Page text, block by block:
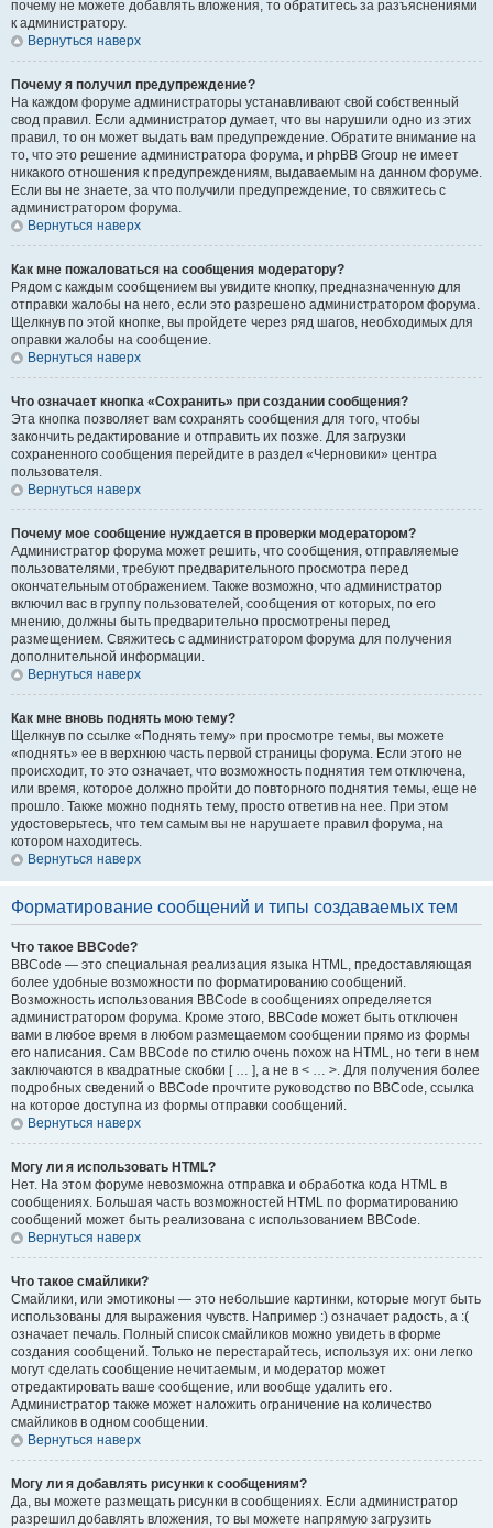
почему не можете добавлять вложения, то обратитесь за разъяснениями
к администратору.
Вернуться наверх
Почему я получил предупреждение?
На каждом форуме администраторы устанавливают свой собственный
свод правил. Если администратор думает, что вы нарушили одно из этих
правил, то он может выдать вам предупреждение. Обратите внимание на
то, что это решение администратора форума, и phpBB Group не имеет
никакого отношения к предупреждениям, выдаваемым на данном форуме.
Если вы не знаете, за что получили предупреждение, то свяжитесь с
администратором форума.
Вернуться наверх
Как мне пожаловаться на сообщения модератору?
Рядом с каждым сообщением вы увидите кнопку, предназначенную для
отправки жалобы на него, если это разрешено администратором форума.
Щелкнув по этой кнопке, вы пройдете через ряд шагов, необходимых для
оправки жалобы на сообщение.
Вернуться наверх
Что означает кнопка «Сохранить» при создании сообщения?
Эта кнопка позволяет вам сохранять сообщения для того, чтобы
закончить редактирование и отправить их позже. Для загрузки
сохраненного сообщения перейдите в раздел «Черновики» центра
пользователя.
Вернуться наверх
Почему мое сообщение нуждается в проверки модератором?
Администратор форума может решить, что сообщения, отправляемые
пользователями, требуют предварительного просмотра перед
окончательным отображением. Также возможно, что администратор
включил вас в группу пользователей, сообщения от которых, по его
мнению, должны быть предварительно просмотрены перед
размещением. Свяжитесь с администратором форума для получения
дополнительной информации.
Вернуться наверх
Как мне вновь поднять мою тему?
Щелкнув по ссылке «Поднять тему» при просмотре темы, вы можете
«поднять» ее в верхнюю часть первой страницы форума. Если этого не
происходит, то это означает, что возможность поднятия тем отключена,
или время, которое должно пройти до повторного поднятия темы, еще не
прошло. Также можно поднять тему, просто ответив на нее. При этом
удостоверьтесь, что тем самым вы не нарушаете правил форума, на
котором находитесь.
Вернуться наверх
Форматирование сообщений и типы создаваемых тем
Что такое BBCode?
BBCode — это специальная реализация языка HTML, предоставляющая
более удобные возможности по форматированию сообщений.
Возможность использования BBCode в сообщениях определяется
администратором форума. Кроме этого, BBCode может быть отключен
вами в любое время в любом размещаемом сообщении прямо из формы
его написания. Сам BBCode по стилю очень похож на HTML, но теги в нем
заключаются в квадратные скобки [ … ], а не в < … >. Для получения более
подробных сведений о BBCode прочтите руководство по BBCode, ссылка
на которое доступна из формы отправки сообщений.
Вернуться наверх
Могу ли я использовать HTML?
Нет. На этом форуме невозможна отправка и обработка кода HTML в
сообщениях. Большая часть возможностей HTML по форматированию
сообщений может быть реализована с использованием BBCode.
Вернуться наверх
Что такое смайлики?
Смайлики, или эмотиконы — это небольшие картинки, которые могут быть
использованы для выражения чувств. Например :) означает радость, а :(
означает печаль. Полный список смайликов можно увидеть в форме
создания сообщений. Только не перестарайтесь, используя их: они легко
могут сделать сообщение нечитаемым, и модератор может
отредактировать ваше сообщение, или вообще удалить его.
Администратор также может наложить ограничение на количество
смайликов в одном сообщении.
Вернуться наверх
Могу ли я добавлять рисунки к сообщениям?
Да, вы можете размещать рисунки в сообщениях. Если администратор
разрешил добавлять вложения, то вы можете напрямую загрузить